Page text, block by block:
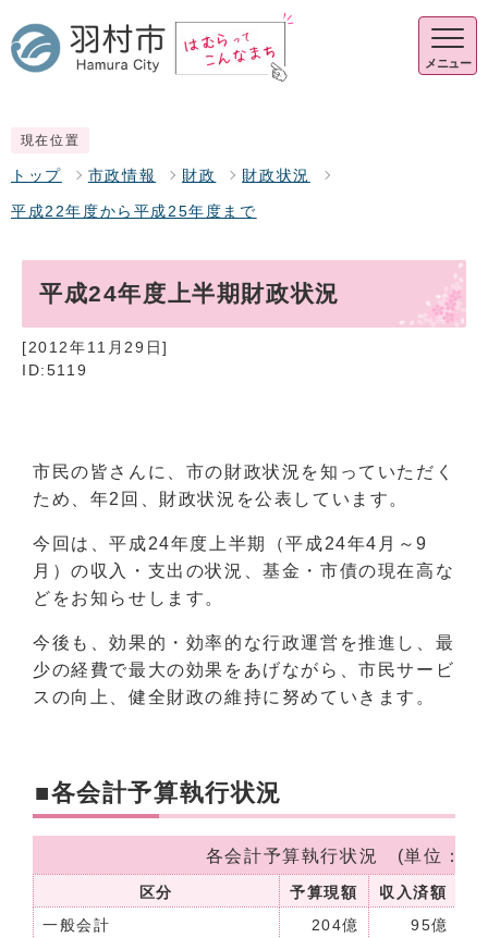
メニュー
現在位置
トップ 市政情報 財政 財政状況
平成22年度から平成25年度まで
平成24年度上半期財政状況
[2012年11月29日]
ID:5119
市民の皆さんに、市の財政状況を知っていただく
ため、年2回、財政状況を公表しています。
今回は、平成24年度上半期（平成24年4月～9
月）の収入・支出の状況、基金・市債の現在高な
どをお知らせします。
今後も、効果的・効率的な行政運営を推進し、最
少の経費で最大の効果をあげながら、市民サービ
スの向上、健全財政の維持に努めていきます。
■各会計予算執行状況
各会計予算執行状況 (単位：万
区分 予算現額 収入済額
一般会計
204億
95億